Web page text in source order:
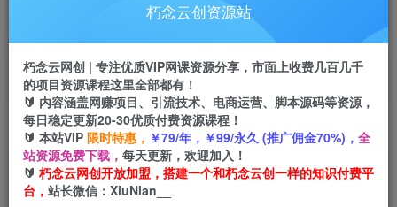
会员专属推广链接
四导航 导航
APP下载
GO
首页 创业课程 会员免费 正文
营销实战升级，简单实用落地有效，帮你省下百万
咨询费用
朽念云创资源站
朽念云网创 | 专注优质VIP网课资源分享，市面上收费几百几千
的项目资源课程这里全部都有！
🔰 内容涵盖网赚项目、引流技术、电商运营、脚本源码等资源，
每日稳定更新20-30优质付费资源课程！
🔰 本站VIP 限时特惠， ￥79/年，￥99/永久 (推广佣金70%)， 全
站资源免费下载， 每天更新，欢迎加入！
🔰 朽念云网创开放加盟，搭建一个和朽念云创一样的知识付费平
台， 站长微信：XiuNian__